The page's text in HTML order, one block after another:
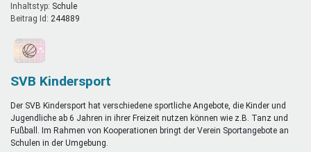
Inhaltstyp:
schule
Beitrag Id: 244889
SVB Kindersport
Der SVB Kindersport hat verschiedene sportliche Angebote, die Kinder und
Jugendliche ab 6 Jahren in ihrer Freizeit nutzen können wie z.B. Tanz und
Fußball. Im Rahmen von Kooperationen bringt der Verein Sportangebote an
Schulen in der Umgebung.